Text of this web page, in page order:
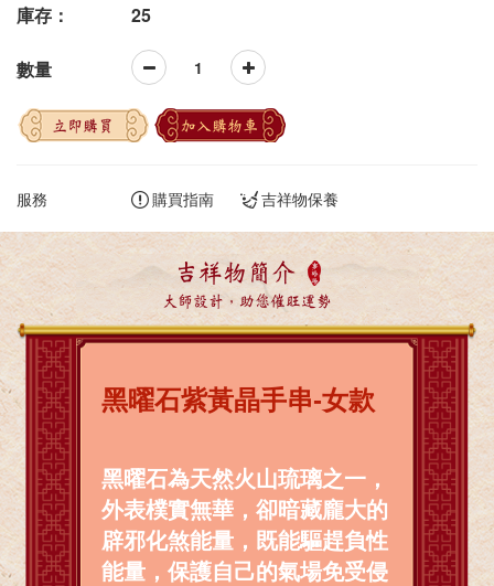
庫存： 25
數量
立即購買 加入購物車
服務 購買指南 吉祥物保養
吉祥物簡介
大師設計，助您催旺運勢
黑曜石紫黃晶手串-女款
黑曜石為天然火山琉璃之一，
外表樸實無華，卻暗藏龐大的
辟邪化煞能量，既能驅趕負性
能量，保護自己的氣場免受侵